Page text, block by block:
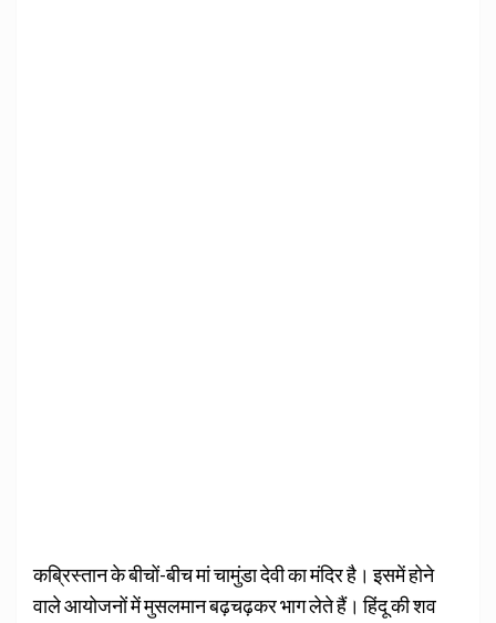
कब्रिस्तान के बीचों-बीच मां चामुंडा देवी का मंदिर है। इसमें होने
वाले आयोजनों में मुसलमान बढ़चढ़कर भाग लेते हैं। हिंदू की शव